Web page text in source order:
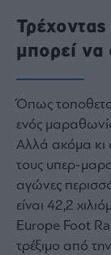
Ενέργεια
Πολιτική
Πολιτισμός
Κοινωνία
Law
Bloomberg
Financial
Times
μπορεί
Όπως
ενός
Αλλά ακόμα κι
τους υπερ-
αγώνες
είναι 42,2
Europe Foot
τρέξιμο από